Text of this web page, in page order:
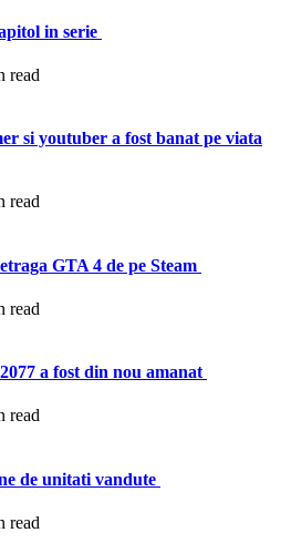
in serie
read
si youtuber a fost banat pe viata
read
GTA 4 de pe Steam
read
a fost din nou amanat
read
de unitati vandute
read